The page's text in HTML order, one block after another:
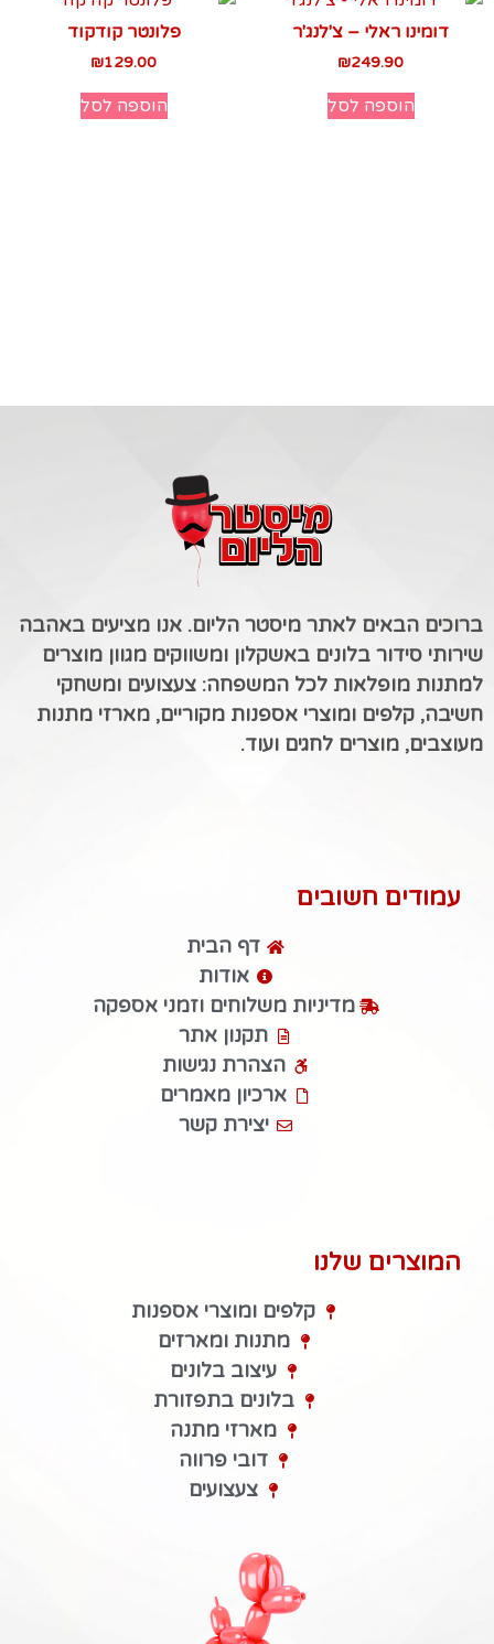
דומינו ראלי – צ'לנג'ר
₪249.90
הוספה לסל
פלונטר קודקוד
₪129.00
הוספה לסל
ברוכים הבאים לאתר מיסטר הליום. אנו מציעים באהבה
שירותי סידור בלונים באשקלון ומשווקים מגוון מוצרים
למתנות מופלאות לכל המשפחה: צעצועים ומשחקי
חשיבה, קלפים ומוצרי אספנות מקוריים, מארזי מתנות
מעוצבים, מוצרים לחגים ועוד.
עמודים חשובים
דף הבית
אודות
מדיניות משלוחים וזמני אספקה
תקנון אתר
הצהרת נגישות
ארכיון מאמרים
יצירת קשר
המוצרים שלנו
קלפים ומוצרי אספנות
מתנות ומארזים
עיצוב בלונים
בלונים בתפזורת
מארזי מתנה
דובי פרווה
צעצועים